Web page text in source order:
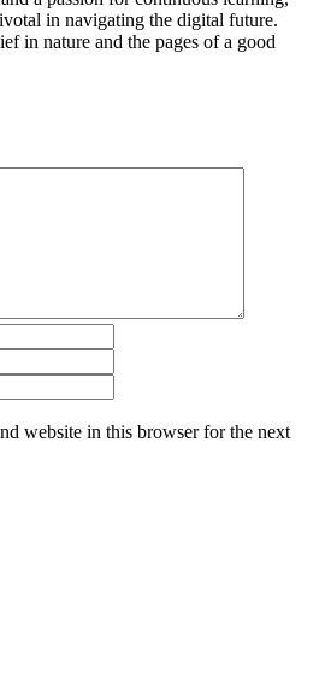
in navigating the digital future.
in nature and the pages of a good
website in this browser for the next